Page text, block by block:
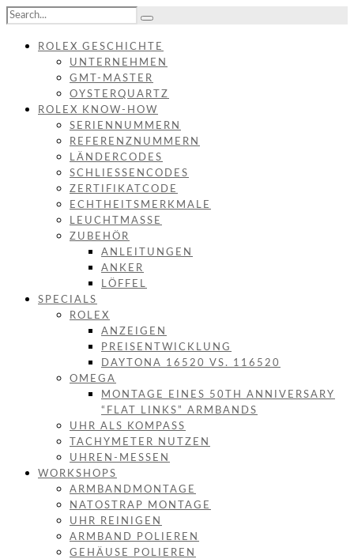
ROLEX GESCHICHTE
UNTERNEHMEN
GMT-MASTER
OYSTERQUARTZ
ROLEX KNOW-HOW
SERIENNUMMERN
REFERENZNUMMERN
LÄNDERCODES
SCHLIESSENCODES
ZERTIFIKATCODE
ECHTHEITSMERKMALE
LEUCHTMASSE
ZUBEHÖR
ANLEITUNGEN
ANKER
LÖFFEL
SPECIALS
ROLEX
ANZEIGEN
PREISENTWICKLUNG
DAYTONA 16520 VS. 116520
OMEGA
MONTAGE EINES 50TH ANNIVERSARY
“FLAT LINKS” ARMBANDS
UHR ALS KOMPASS
TACHYMETER NUTZEN
UHREN-MESSEN
WORKSHOPS
ARMBANDMONTAGE
NATOSTRAP MONTAGE
UHR REINIGEN
ARMBAND POLIEREN
GEHÄUSE POLIEREN